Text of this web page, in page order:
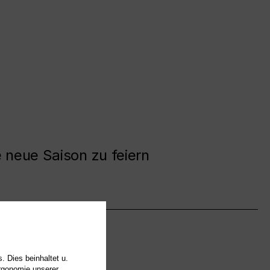
Saison zu feiern
Dies beinhaltet u.